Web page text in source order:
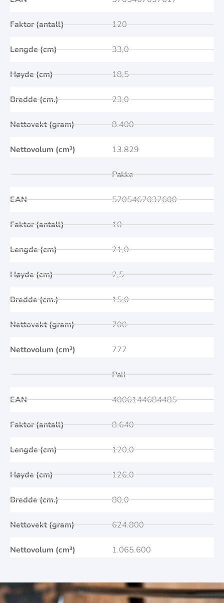
Faktor (antall)
Lengde (cm)
Høyde (cm)
Bredde (cm.)
Nettovekt (gram)
Nettovolum (cm³)
120
33,0
18,5
23,0
8.400
13.829
EAN
Faktor (antall)
Lengde (cm)
Høyde (cm)
Bredde (cm.)
Nettovekt (gram)
Nettovolum (cm³)
Pakke
5705467037600
10
21,0
2,5
15,0
700
777
EAN
Faktor (antall)
Lengde (cm)
Høyde (cm)
Bredde (cm.)
Nettovekt (gram)
Nettovolum (cm³)
Pall
4006144684485
8.640
120,0
126,0
80,0
624.800
1.065.600